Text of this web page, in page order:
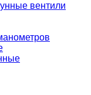
вентили